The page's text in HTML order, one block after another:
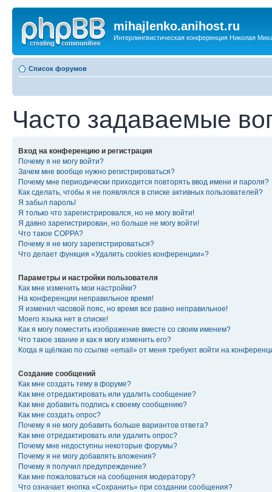
mihajlenko.anihost.ru
Интерлингвистическая конференция Николая
Список форумов
Часто задаваемые
Вход на конференцию и регистрация
Почему я не могу войти?
Зачем мне вообще нужно регистрироваться?
Почему мне периодически приходится повторять ввод имени и пароля?
Как сделать, чтобы я не появлялся в списке активных пользователей?
Я забыл пароль!
Я только что зарегистрировался, но не могу войти!
Я давно зарегистрирован, но больше не могу войти!
Что такое COPPA?
Почему я не могу зарегистрироваться?
Что делает функция «Удалить cookies конференции»?
Параметры и настройки пользователя
Как мне изменить мои настройки?
На конференции неправильное время!
Я изменил часовой пояс, но время все равно неправильное!
Моего языка нет в списке!
Как я могу поместить изображение вместе со своим именем?
Что такое звание и как я могу изменить его?
Когда я щёлкаю по ссылке «email» от меня требуют войти на
Создание сообщений
Как мне создать тему в форуме?
Как мне отредактировать или удалить сообщение?
Как мне добавить подпись к своему сообщению?
Как мне создать опрос?
Почему я не могу добавить больше вариантов ответа?
Как мне отредактировать или удалить опрос?
Почему мне недоступны некоторые форумы?
Почему я не могу добавлять вложения?
Почему я получил предупреждение?
Как мне пожаловаться на сообщения модератору?
Что означает кнопка «Сохранить» при создании сообщения?